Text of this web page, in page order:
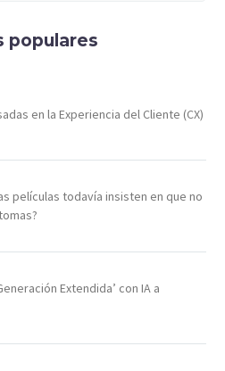
populares
en la Experiencia del Cliente (CX)
películas todavía insisten en que no
Extendida’ con IA a